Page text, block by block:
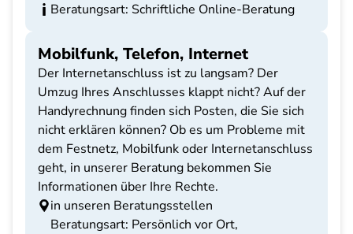
Beratungsart: Schriftliche Online-Beratung
Mobilfunk, Telefon, Internet
Der Internetanschluss ist zu langsam? Der
Umzug Ihres Anschlusses klappt nicht? Auf der
Handyrechnung finden sich Posten, die Sie sich
nicht erklären können? Ob es um Probleme mit
dem Festnetz, Mobilfunk oder Internetanschluss
geht, in unserer Beratung bekommen Sie
Informationen über Ihre Rechte.
in unseren Beratungsstellen
Beratungsart: Persönlich vor Ort,